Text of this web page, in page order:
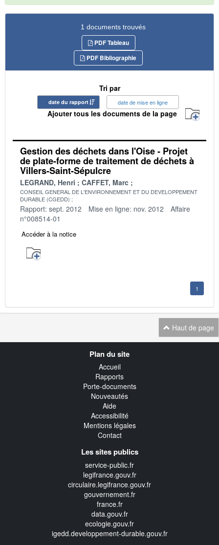
1 documents trouvés
PDF Tableau
PDF Bibliographie
Tri par
date du rapport date de mise en ligne
Ajouter tous les documents de la page
Gestion des déchets dans l'Oise - Projet
de plate-forme de traitement de déchets à
Villers-Saint-Sépulcre
LEGRAND, Henri CAFFET, Marc
CONSEIL GENERAL DE L'ENVIRONNEMENT ET DU DEVELOPPEMENT
DURABLE (CGEDD)
Rapport: sept. 2012 Mise en ligne: nov. 2012
Affaire
n°008514-01
Accéder à la notice
1
Haut de page
Plan du site
Accueil
Rapports
Porte-documents
Nouveautés
Aide
Accessibilité
Mentions légales
Contact
Les sites publics
service-public.fr
legifrance.gouv.fr
circulaire.legifrance.gouv.fr
gouvernement.fr
france.fr
data.gouv.fr
ecologie.gouv.fr
igedd.developpement-durable.gouv.fr